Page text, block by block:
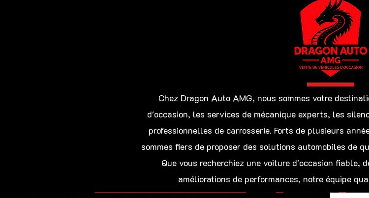
Chez Dragon Auto AMG, nous sommes votre
d'occasion, les services de mécanique experts, les
professionnelles de carrosserie. Forts de plusieurs
sommes fiers de proposer des solutions automobiles de
Que vous recherchiez une voiture d'occasion fiable,
améliorations de performances, notre équipe